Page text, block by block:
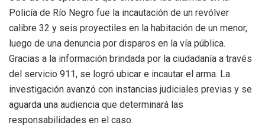
Policía de Río Negro fue la incautación de un revólver
calibre 32 y seis proyectiles en la habitación de un menor,
luego de una denuncia por disparos en la vía pública.
Gracias a la información brindada por la ciudadanía a través
del servicio 911, se logró ubicar e incautar el arma. La
investigación avanzó con instancias judiciales previas y se
aguarda una audiencia que determinará las
responsabilidades en el caso.